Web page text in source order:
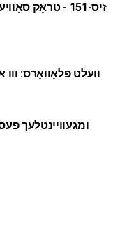
זיס-151 - טראָק
וועלט פלאַוואָרס:
ומגעוויינטלעך